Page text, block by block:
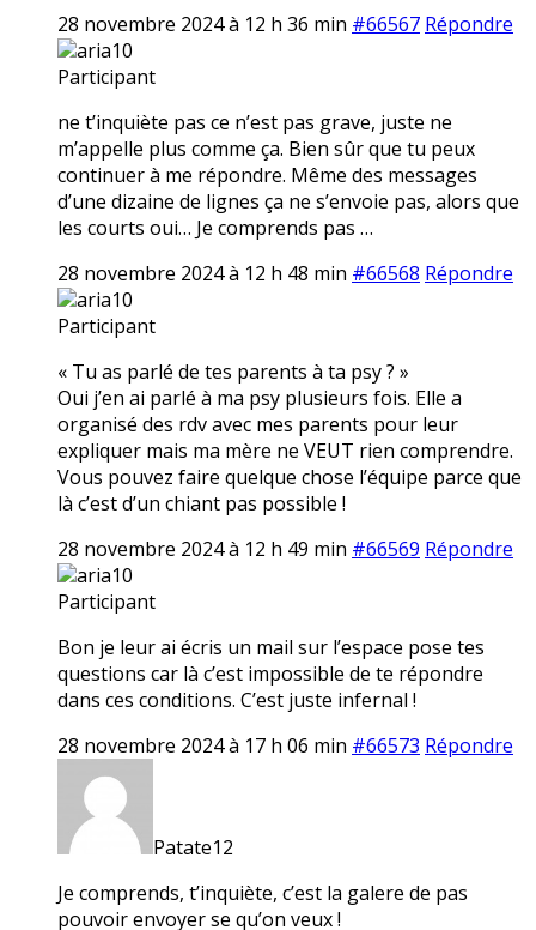
28 novembre 2024 à 12 h 36 min #66567 Répondre
aria10
Participant
ne t’inquiète pas ce n’est pas grave, juste ne
m’appelle plus comme ça. Bien sûr que tu peux
continuer à me répondre. Même des messages
d’une dizaine de lignes ça ne s’envoie pas, alors que
les courts oui… Je comprends pas …
28 novembre 2024 à 12 h 48 min #66568 Répondre
aria10
Participant
« Tu as parlé de tes parents à ta psy ? »
Oui j’en ai parlé à ma psy plusieurs fois. Elle a
organisé des rdv avec mes parents pour leur
expliquer mais ma mère ne VEUT rien comprendre.
Vous pouvez faire quelque chose l’équipe parce que
là c’est d’un chiant pas possible !
28 novembre 2024 à 12 h 49 min #66569 Répondre
aria10
Participant
Bon je leur ai écris un mail sur l’espace pose tes
questions car là c’est impossible de te répondre
dans ces conditions. C’est juste infernal !
28 novembre 2024 à 17 h 06 min #66573 Répondre
Patate12
Je comprends, t’inquiète, c’est la galere de pas
pouvoir envoyer se qu’on veux !